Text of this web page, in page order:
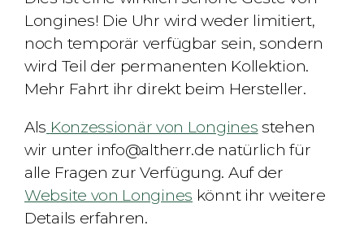
Longines! Die Uhr wird weder limitiert,
noch temporär verfügbar sein, sondern
wird Teil der permanenten Kollektion.
Mehr Fahrt ihr direkt beim Hersteller.
Als Konzessionär von Longines stehen
wir unter info@altherr.de natürlich für
alle Fragen zur Verfügung. Auf der
Website von Longines könnt ihr weitere
Details erfahren.